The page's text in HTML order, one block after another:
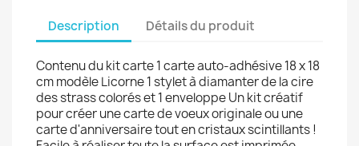
Description Détails du produit
Contenu du kit carte 1 carte auto-adhésive 18 x 18
cm modèle Licorne 1 stylet à diamanter de la cire
des strass colorés et 1 enveloppe Un kit créatif
pour créer une carte de voeux originale ou une
carte d'anniversaire tout en cristaux scintillants !